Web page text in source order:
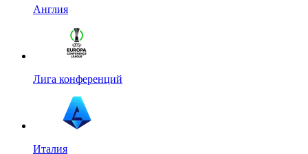
Англия
Лига конференций
Италия